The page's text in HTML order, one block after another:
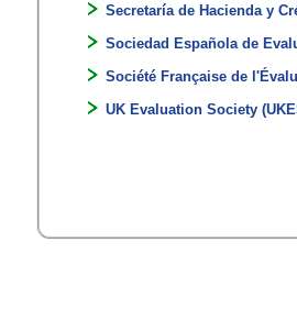
Secretaría de Hacienda y
Sociedad Española de
Société Française de
UK Evaluation Society